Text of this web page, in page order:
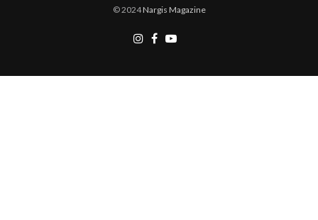
© 2024Nargis Magazine